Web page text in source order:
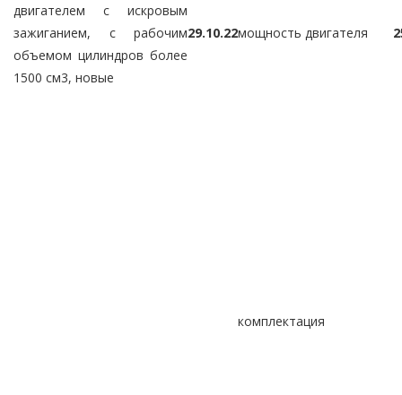
двигателем с искровым
зажиганием, с рабочим
объемом цилиндров более
1500 см3, новые
29.10.22мощность двигателя
комплектация